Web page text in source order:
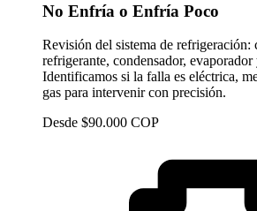
No Enfría o Enfría Poco
Revisión del sistema de refrigeración:
refrigerante, condensador,
Identificamos si la falla es eléctrica,
gas para intervenir con precisión.
Desde $90.000 COP